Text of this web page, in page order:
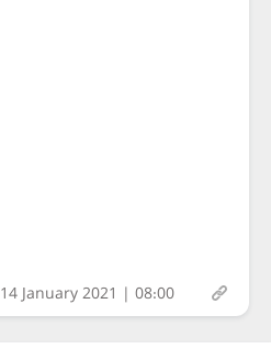
14 January 2021 | 08:00